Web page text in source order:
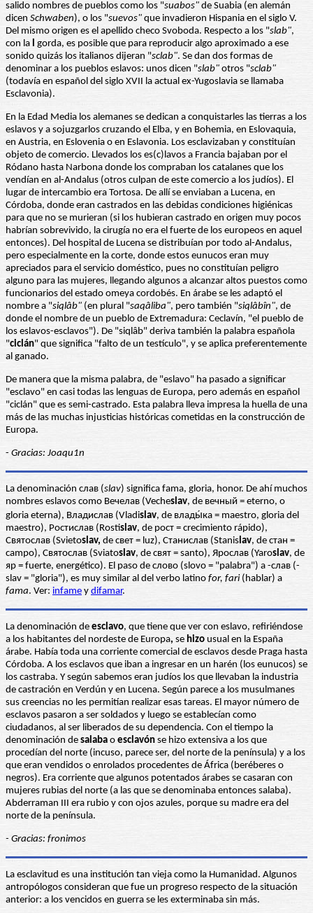
salido nombres de pueblos como los "suabos" de Suabia (en alemán
dicen Schwaben), o los "suevos" que invadieron Hispania en el siglo V.
Del mismo origen es el apellido checo Svoboda. Respecto a los "slab",
con la l gorda, es posible que para reproducir algo aproximado a ese
sonido quizás los italianos dijeran "sclab". Se dan dos formas de
denominar a los pueblos eslavos: unos dicen "slab" otros "sclab"
(todavía en español del siglo XVII la actual ex-Yugoslavia se llamaba
Esclavonia).
En la Edad Media los alemanes se dedican a conquistarles las tierras a los
eslavos y a sojuzgarlos cruzando el Elba, y en Bohemia, en Eslovaquia,
en Austria, en Eslovenia o en Eslavonia. Los esclavizaban y constituían
objeto de comercio. Llevados los es(c)lavos a Francia bajaban por el
Ródano hasta Narbona donde los compraban los catalanes que los
vendían en al-Andalus (otros culpan de este comercio a los judíos). El
lugar de intercambio era Tortosa. De allí se enviaban a Lucena, en
Córdoba, donde eran castrados en las debidas condiciones higiénicas
para que no se murieran (si los hubieran castrado en origen muy pocos
habrían sobrevivido, la cirugía no era el fuerte de los europeos en aquel
entonces). Del hospital de Lucena se distribuían por todo al-Andalus,
pero especialmente en la corte, donde estos eunucos eran muy
apreciados para el servicio doméstico, pues no constituían peligro
alguno para las mujeres, llegando algunos a alcanzar altos puestos como
funcionarios del estado omeya cordobés. En árabe se les adaptó el
nombre a "siqlâb" (en plural "saqâliba", pero también "siqlâbîn", de
donde el nombre de un pueblo de Extremadura: Ceclavín, "el pueblo de
los eslavos-esclavos"). De "siqlâb" deriva también la palabra española
"ciclán" que significa "falto de un testículo", y se aplica preferentemente
al ganado.
De manera que la misma palabra, de "eslavo" ha pasado a significar
"esclavo" en casi todas las lenguas de Europa, pero además en español
"ciclán" que es semi-castrado. Esta palabra lleva impresa la huella de una
más de las muchas injusticias históricas cometidas en la construcción de
Europa.
- Gracias: Joaqu1n
La denominación слав (slav) significa fama, gloria, honor. De ahí muchos
nombres eslavos como Вечелав (Vecheslav, de вечный = eterno, o
gloria eterna), Владислав (Vladislav, de влады́ка = maestro, gloria del
maestro), Ростислав (Rostislav, de рост = crecimiento rápido),
Святослав (Svietoslav, de свет = luz), Станислав (Stanislav, de стан =
campo), Святослав (Sviatoslav, de свят = santo), Ярослав (Yaroslav, de
яр = fuerte, energético). El paso de слово (slovo = "palabra") a -слав (-
slav = "gloria"), es muy similar al del verbo latino for, fari(hablar) a
fama. Ver: infame y difamar.
La denominación de esclavo, que tiene que ver con eslavo, refiriéndose
a los habitantes del nordeste de Europa, se hizo usual en la España
árabe. Había toda una corriente comercial de esclavos desde Praga hasta
Córdoba. A los esclavos que iban a ingresar en un harén (los eunucos) se
los castraba. Y según sabemos eran judíos los que llevaban la industria
de castración en Verdún y en Lucena. Según parece a los musulmanes
sus creencias no les permitían realizar esas tareas. El mayor número de
esclavos pasaron a ser soldados y luego se establecían como
ciudadanos, al ser liberados de su dependencia. Con el tiempo la
denominación de salaba o esclavón se hizo extensiva a los que
procedían del norte (incuso, parece ser, del norte de la península) y a los
que eran vendidos o enrolados procedentes de África (beréberes o
negros). Era corriente que algunos potentados árabes se casaran con
mujeres rubias del norte (a las que se denominaba entonces salaba).
Abderraman III era rubio y con ojos azules, porque su madre era del
norte de la península.
- Gracias: fronimos
La esclavitud es una institución tan vieja como la Humanidad. Algunos
antropólogos consideran que fue un progreso respecto de la situación
anterior: a los vencidos en guerra se les exterminaba sin más.